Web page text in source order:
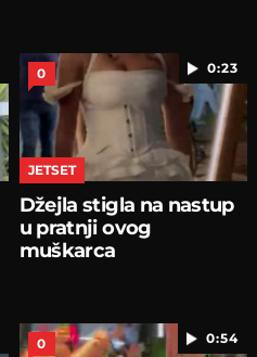
0:23
0
JETSET
Džejla stigla na nastup
u pratnji ovog
muškarca
0:54
0